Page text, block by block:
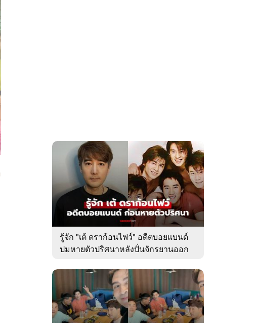
รู้จัก "เต้ ดราก้อนไฟว์" อดีตบอยแบนด์
ปมหายตัวปริศนาหลังปั่นจักรยานออก